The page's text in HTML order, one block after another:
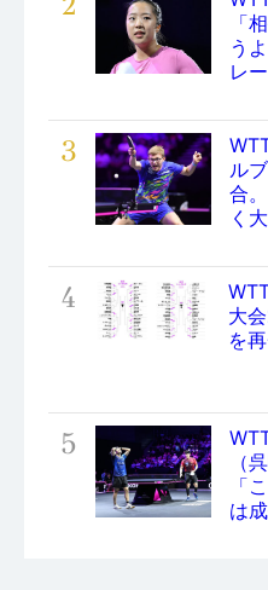
「
う
レ
3
ル
合
く
4
大
を
5
（
「
は